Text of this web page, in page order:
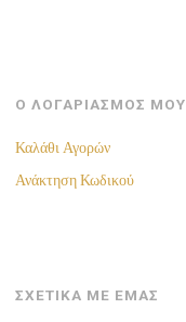
Ο ΛΟΓΑΡΙΑΣΜΟΣ ΜΟΥ
Καλάθι Αγορών
Ανάκτηση Κωδικού
ΣΧΕΤΙΚΑ ΜΕ ΕΜΑΣ